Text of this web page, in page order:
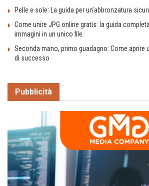
Pelle e sole: La guida per un’abbronzatura
Come unire JPG online gratis: la guida
immagini in un unico file
Seconda mano, primo guadagno: Come aprire
di successo
Pubblicità